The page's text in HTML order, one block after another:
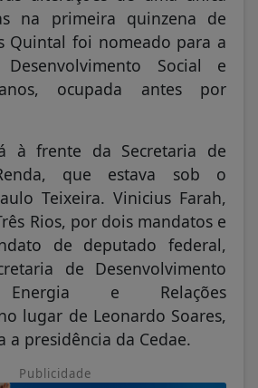
na primeira quinzena de
Quintal foi nomeado para a
Social e
ocupada antes por
à frente da Secretaria de
que estava sob o
Teixeira. Vinicius Farah,
Rios, por dois mandatos e
de deputado federal,
de Desenvolvimento
Energia e Relações
lugar de Leonardo Soares,
a presidência da Cedae.
Publicidade